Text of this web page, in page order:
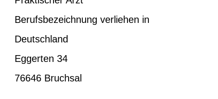
Berufsbezeichnung verliehen in
Deutschland
Eggerten 34
76646 Bruchsal